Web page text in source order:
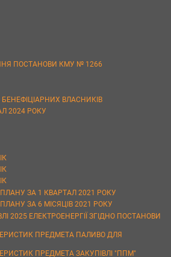
ПОСТАНОВИ КМУ № 1266
ВЛАСНИКІВ
2024 РОКУ
ЗА 1 КВАРТАЛ 2021 РОКУ
ЗА 6 МІСЯЦІВ 2021 РОКУ
2025 ЕЛЕКТРОЕНЕРГІЇ ЗГІДНО ПОСТАНОВИ
ПРЕДМЕТА ПАЛИВО ДЛЯ
ПРЕДМЕТА ЗАКУПІВЛІ "ППМ"